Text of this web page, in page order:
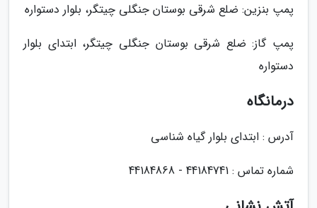
پمپ بنزین: ضلع شرقی بوستان جنگلی چیتگر، بلوار دستواره
پمپ گاز: ضلع شرقی بوستان جنگلی چیتگر، ابتدای بلوار
دستواره
درمانگاه
آدرس : ابتدای بلوار گیاه شناسی
شماره تماس : 44184741 - 44184868